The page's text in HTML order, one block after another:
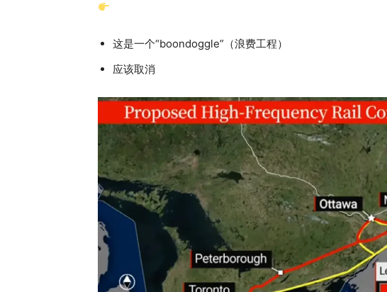
这是一个“boondoggle”（浪费工程）
应该取消